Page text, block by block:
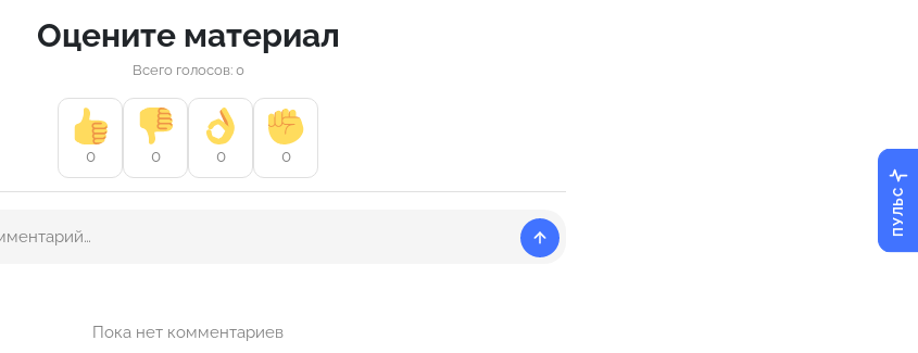
Оцените материал
Всего голосов: 0
0 0 0 0
Пока нет комментариев
ПУЛЬС